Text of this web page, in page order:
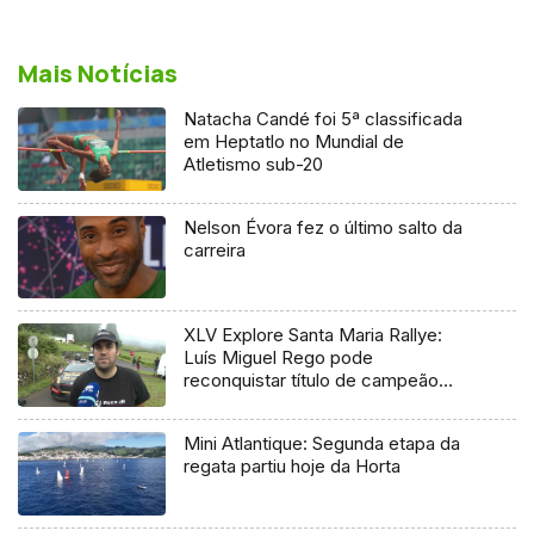
Mais Notícias
Natacha Candé foi 5ª classificada
em Heptatlo no Mundial de
Atletismo sub-20
Nelson Évora fez o último salto da
carreira
XLV Explore Santa Maria Rallye:
Luís Miguel Rego pode
reconquistar título de campeão
Mini Atlantique: Segunda etapa da
regata partiu hoje da Horta